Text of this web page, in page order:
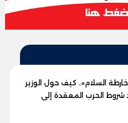
السلام».. كيف حول الوزير
الحرب المعقدة إلى
للانسحاب والإعمار؟